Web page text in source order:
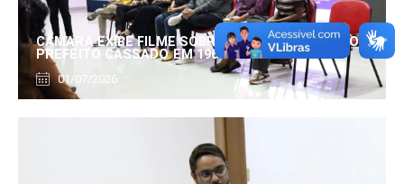
CÂMARA EXIBE FILME SOBRE EDUARDO SERRANO,
PREFEITO CASSADO EM 1960
01/07/2026